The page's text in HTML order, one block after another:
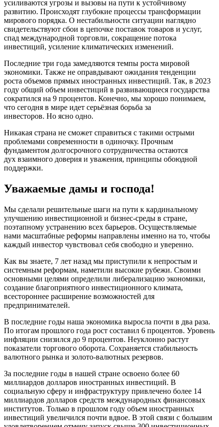
усиливаются угрозы и вызовы на пути к устойчивому
развитию. Происходят глубокие процессы трансформации
мирового порядка. О нестабильности ситуации наглядно
свидетельствуют сбои в цепочке поставок товаров и услуг,
спад международной торговли, сокращение потока
инвестиций, усиление климатических изменений.
Последние три года замедляются темпы роста мировой
экономики. Также не оправдывают ожидания тенденции
роста объемов прямых иностранных инвестиций. Так, в 2023
году общий объем инвестиций в развивающиеся государства
сократился на 9 процентов. Конечно, мы хорошо понимаем,
что сегодня в мире идет серьёзная борьба за
инвесторов. Но ясно одно.
Никакая страна не сможет справиться с такими острыми
проблемами современности в одиночку. Прочным
фундаментом долгосрочного сотрудничества остаются
дух взаимного доверия и уважения, принципы обоюдной
поддержки.
Уважаемые дамы и господа!
Мы сделали решительные шаги на пути к кардинальному
улучшению инвестиционной и бизнес-среды в стране,
поэтапному устранению всех барьеров. Осуществляемые
нами масштабные реформы направлены именно на то, чтобы
каждый инвестор чувствовал себя свободно и уверенно.
Как вы знаете, 7 лет назад мы приступили к непростым и
системным реформам, наметили высокие рубежи. Своими
основными целями определили либерализацию экономики,
создание благоприятного инвестиционного климата,
всестороннее расширение возможностей для
предпринимателей.
В последние годы наша экономика выросла почти в два раза.
По итогам прошлого года рост составил 6 процентов. Уровень
инфляции снизился до 9 процентов. Неуклонно растут
показатели торгового оборота. Сохраняется стабильность
валютного рынка и золото-валютных резервов.
За последние годы в нашей стране освоено более 60
миллиардов долларов иностранных инвестиций. В
социальную сферу и инфраструктуру привлечено более 14
миллиардов долларов средств международных финансовых
институтов. Только в прошлом году объем иностранных
инвестиций увеличился почти вдвое. В этой связи с большим